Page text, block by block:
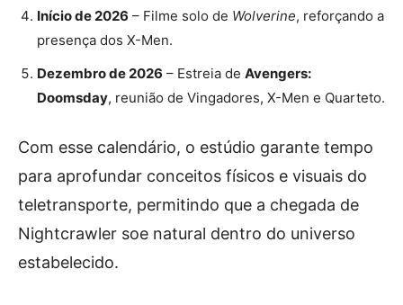
Início de 2026 – Filme solo de Wolverine, reforçando a
presença dos X-Men.
Dezembro de 2026 – Estreia de Avengers:
Doomsday, reunião de Vingadores, X-Men e Quarteto.
Com esse calendário, o estúdio garante tempo
para aprofundar conceitos físicos e visuais do
teletransporte, permitindo que a chegada de
Nightcrawler soe natural dentro do universo
estabelecido.